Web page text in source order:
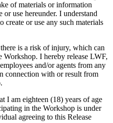
of materials or information
use hereunder. I understand
or use any such materials
is a risk of injury, which can
I hereby release LWF,
and/or agents from any
connection with or result from
I am eighteen (18) years of age
in the Workshop is under
agreeing to this Release